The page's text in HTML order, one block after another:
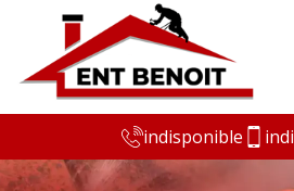
indisponible